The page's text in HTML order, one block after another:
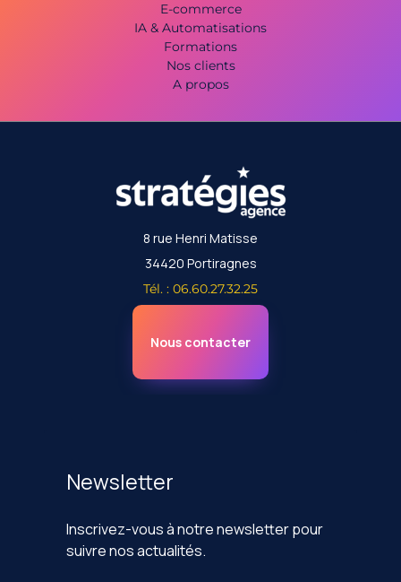
E-commerce
IA & Automatisations
Formations
Nos clients
A propos
8 rue Henri Matisse
34420 Portiragnes
Tél. : 06.60.27.32.25
Nous contacter
Newsletter
Inscrivez-vous à notre newsletter pour
suivre nos actualités.